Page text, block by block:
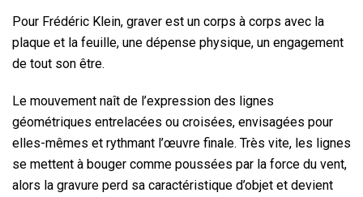
Pour Frédéric Klein, graver est un corps à corps avec la
plaque et la feuille, une dépense physique, un engagement
de tout son être.
Le mouvement naît de l’expression des lignes
géométriques entrelacées ou croisées, envisagées pour
elles-mêmes et rythmant l’œuvre finale. Très vite, les lignes
se mettent à bouger comme poussées par la force du vent,
alors la gravure perd sa caractéristique d’objet et devient